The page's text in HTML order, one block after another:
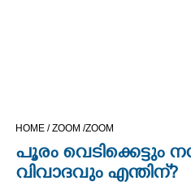
HOME /ZOOM /ZOOM
പൂരം വെടിക്കെട്ടും
വിവാദവും എന്തിന്?